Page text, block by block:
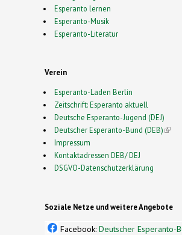
Esperanto lernen
Esperanto-Musik
Esperanto-Literatur
Verein
Esperanto-Laden Berlin
Zeitschrift: Esperanto aktuell
Deutsche Esperanto-Jugend (DEJ)
Deutscher Esperanto-Bund (DEB)(link
Impressum
Kontaktadressen DEB/ DEJ
DSGVO-Datenschutzerklärung
Soziale Netze und weitere Angebote
Facebook: Deutscher Esperanto-